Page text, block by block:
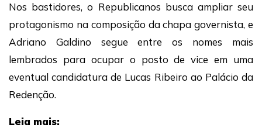
Nos bastidores, o Republicanos busca ampliar seu
protagonismo na composição da chapa governista, e
Adriano Galdino segue entre os nomes mais
lembrados para ocupar o posto de vice em uma
eventual candidatura de Lucas Ribeiro ao Palácio da
Redenção.
Leia mais: